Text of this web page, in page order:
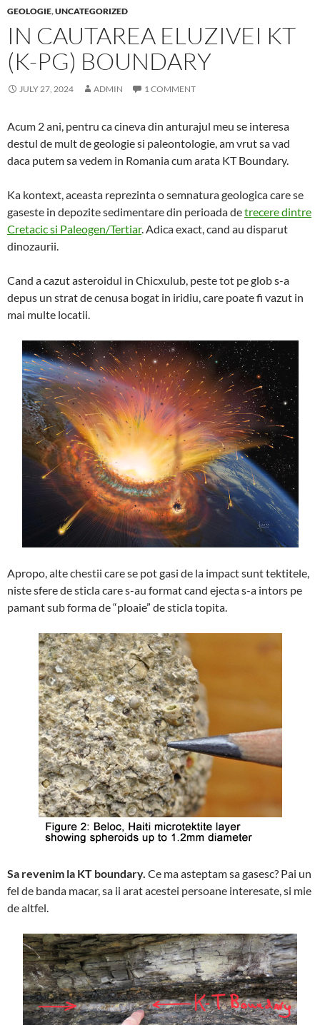
GEOLOGIE,UNCATEGORIZED
IN CAUTAREA ELUZIVEI KT
(K-PG) BOUNDARY
JULY 27, 2024 ADMIN 1 COMMENT
Acum 2 ani, pentru ca cineva din anturajul meu se interesa
destul de mult de geologie si paleontologie, am vrut sa vad
daca putem sa vedem in Romania cum arata KT Boundary.
Ka kontext, aceasta reprezinta o semnatura geologica care se
gaseste in depozite sedimentare din perioada detrecere dintre
Cretacic si Paleogen/Tertiar. Adica exact, cand au disparut
dinozaurii.
Cand a cazut asteroidul in Chicxulub, peste tot pe glob s-a
depus un strat de cenusa bogat in iridiu, care poate fi vazut in
mai multe locatii.
Apropo, alte chestii care se pot gasi de la impact sunt tektitele,
niste sfere de sticla care s-au format cand ejecta s-a intors pe
pamant sub forma de “ploaie” de sticla topita.
Sa revenim la KT boundary. Ce ma asteptam sa gasesc? Pai un
fel de banda macar, sa ii arat acestei persoane interesate, si mie
de altfel.